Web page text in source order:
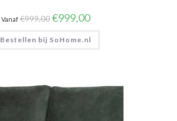
Vanaf €999,00 Oorspronkelijke
prijs
was:
€999,00.
€999,00Huidige
prijs
is:
€999,00.
Bestellen bij SoHome.nl